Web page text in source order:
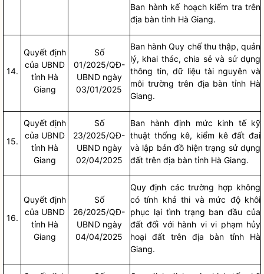
Ban hành kế hoạch kiểm tra trên
địa bàn tỉnh Hà Giang.
14.
Quyết định
của UBND
tỉnh Hà
Giang
Số
01/2025/QĐ-
UBND ngày
03/01/2025
Ban hànhQuy chếthu thập, quản
lý, khai thác, chia sẻ và sử dụng
thông tin, dữ liệu tài nguyên và
môi trường trên địa bàn tỉnh Hà
Giang.
15.
Quyết định
của UBND
tỉnh Hà
Giang
Số
23/2025/QĐ-
UBND ngày
02/04/2025
Ban hành định mức kinh tế kỹ
thuật thống kê, kiểm kê đất đai
và lập bản đồ hiện trạng sử dụng
đất trên địa bàn tỉnh Hà Giang.
16.
Quyết định
của UBND
tỉnh Hà
Giang
Số
26/2025/QĐ-
UBND ngày
04/04/2025
Quy định các trường hợp không
có tính khả thi và mức độ khôi
phục lại tình trạng ban đầu của
đất đối với hành vi vi phạm hủy
hoại đất trên địa bàn tỉnh Hà
Giang.